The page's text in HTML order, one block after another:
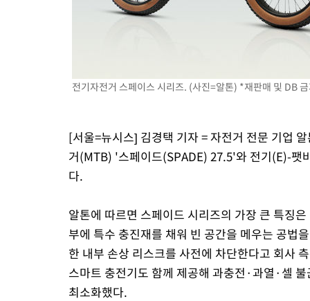
전기자전거 스페이스 시리즈. (사진=알톤) *재판매 및 DB
[서울=뉴시스] 김경택 기자 = 자전거 전문 기업
거(MTB) '스페이드(SPADE) 27.5'와 전기(E)-팻
다.
알톤에 따르면 스페이드 시리즈의 가장 큰 특징
부에 특수 충진재를 채워 빈 공간을 메우는 공법
한 내부 손상 리스크를 사전에 차단한다고 회사
스마트 충전기도 함께 제공해 과충전·과열·셀
최소화했다.